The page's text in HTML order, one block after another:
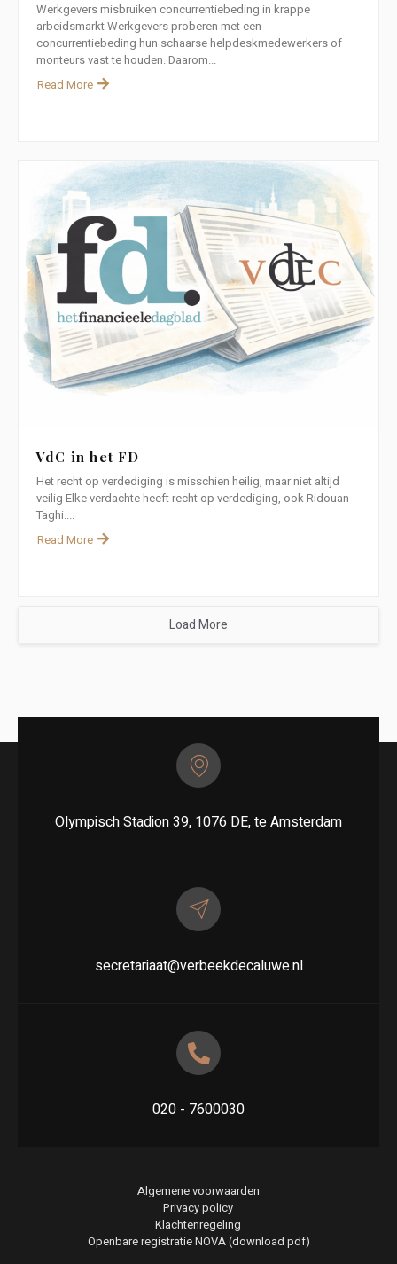
Werkgevers misbruiken concurrentiebeding in krappe
arbeidsmarkt Werkgevers proberen met een
concurrentiebeding hun schaarse helpdeskmedewerkers of
monteurs vast te houden. Daarom...
Read More
VdC in het FD
Het recht op verdediging is misschien heilig, maar niet altijd
veilig Elke verdachte heeft recht op verdediging, ook Ridouan
Taghi....
Read More
Load More
Olympisch Stadion 39, 1076 DE, te Amsterdam
secretariaat@verbeekdecaluwe.nl
020 - 7600030
Algemene voorwaarden
Privacy policy
Klachtenregeling
Openbare registratie NOVA (download pdf)